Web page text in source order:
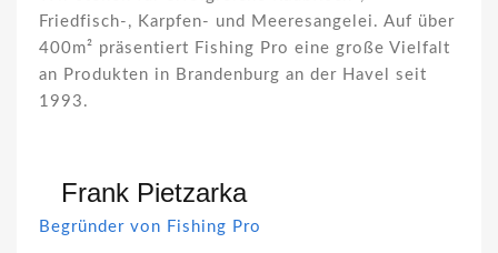
Friedfisch-, Karpfen- und Meeresangelei. Auf über
400m² präsentiert Fishing Pro eine große Vielfalt
an Produkten in Brandenburg an der Havel seit
1993.
Frank Pietzarka
Begründer von Fishing Pro